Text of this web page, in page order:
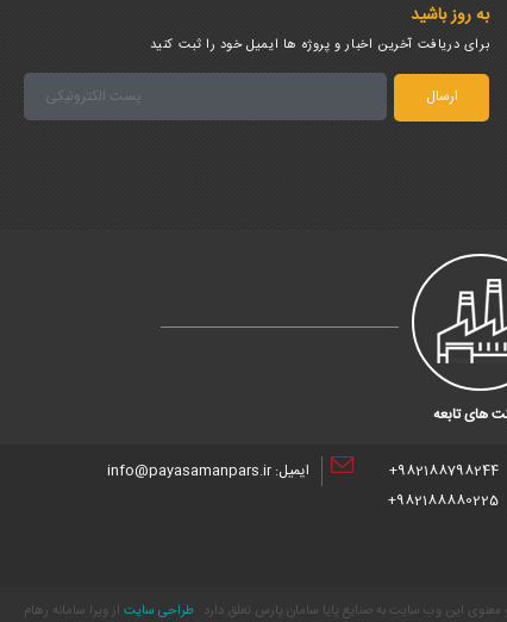
به روز باشید
برای دریافت آخرین اخبار و پروژه ها ایمیل خود را ثبت کنید
های تابعه
982188798244+
982188880225+
ایمیل: info@payasamanpars.ir
این وب سایت به صنایع پایا سامان پارس تعلق دارد طراحی سایت از ویرا سامانه رهام